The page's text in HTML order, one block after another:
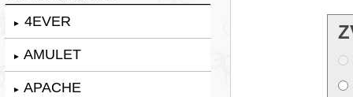
► 4EVER
► AMULET
► APACHE